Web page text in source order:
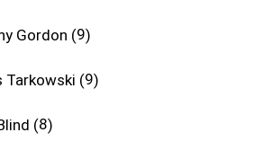
Gordon 9
Tarkowski 9
8